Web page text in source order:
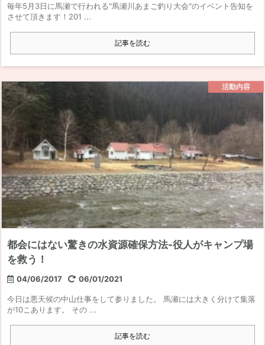
毎年5月3日に馬瀬で行われる"馬瀬川あまご釣り大会"のイベント告知を
させて頂きます！201 ...
記事を読む
都会にはない驚きの水資源確保方法-役人がキャンプ場
を救う！
04/06/2017 06/01/2021
活動内容
今日は悪天候の中山仕事をして参りました。 馬瀬には大きく分けて集落
が10こあります。 その ...
記事を読む